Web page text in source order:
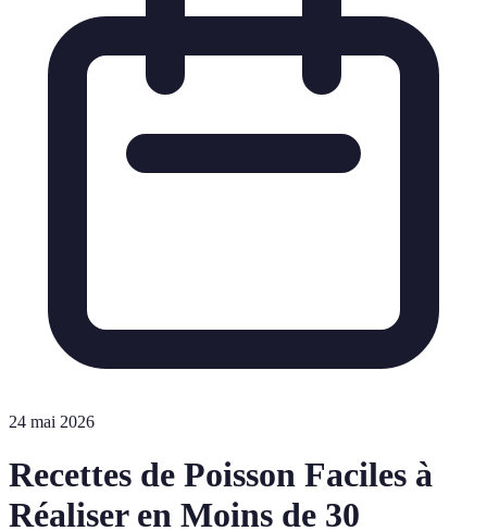
24 mai 2026
Recettes de Poisson Faciles à
Réaliser en Moins de 30